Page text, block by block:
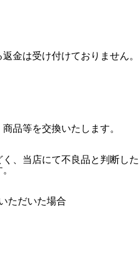
金は受け付けておりません。
品等を交換いたします。
、当店にて不良品と判断した
ただいた場合